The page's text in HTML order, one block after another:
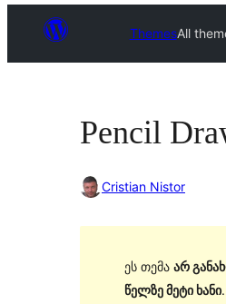
ThemesAll
Pencil
Cristian Nistor
ეს თემა არ
წელზე მეტი ხანი